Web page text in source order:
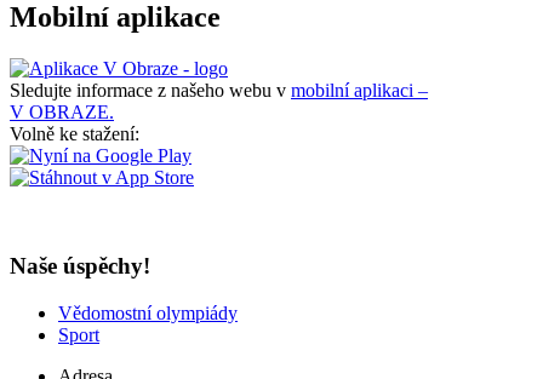
Mobilní aplikace
Sledujte informace z našeho webu v mobilní aplikaci –
V OBRAZE.
Volně ke stažení:
Naše úspěchy!
Vědomostní olympiády
Sport